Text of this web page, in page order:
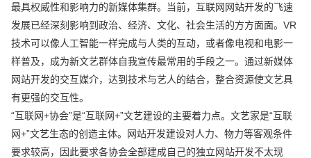
最具权威性和影响力的新媒体集群。当前，互联网网站开发的飞速
发展已经深刻影响到政治、经济、文化、社会生活的方方面面。VR
技术可以像人工智能一样完成与人类的互动，或者像电视和电影一
样普及，成为新文艺群体自我宣传最常用的手段之一。通过新媒体
网站开发的交互媒介，达到技术与艺人的结合，整合资源使文艺具
有更强的交互性。
“互联网+协会”是“互联网+”文艺建设的主要着力点。文艺家是“互联
网+”文艺生态的创造主体。网站开发建设对人力、物力等客观条件
要求较高，因此要求各协会全部建成自己的独立网站开发不太现